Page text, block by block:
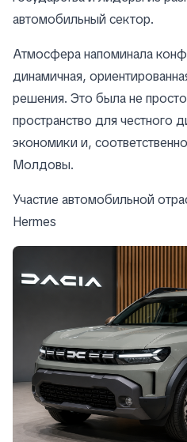
автомобильный сектор.
Атмосфера напоминала
динамичная,
решения. Это была не
пространство для честного
экономики и,
Молдовы.
Участие автомобильной
Hermes